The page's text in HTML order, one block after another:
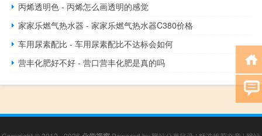
丙烯透明色 - 丙烯怎么画透明的感觉
家家乐燃气热水器 - 家家乐燃气热水器C380价格
车用尿素配比 - 车用尿素配比不达标会如何
营丰化肥好不好 - 营口营丰化肥是真的吗